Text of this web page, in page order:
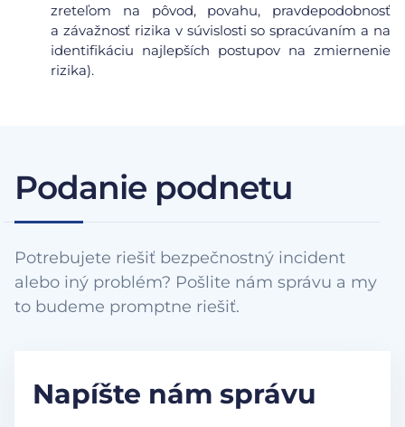
zreteľom na pôvod, povahu, pravdepodobnosť
a závažnosť rizika v súvislosti so spracúvaním a na
identifikáciu najlepších postupov na zmiernenie
rizika).
Podanie podnetu
Potrebujete riešiť bezpečnostný incident
alebo iný problém? Pošlite nám správu a my
to budeme promptne riešiť.
Napíšte nám správu